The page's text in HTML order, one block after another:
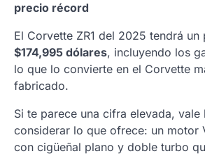
precio récord
El Corvette ZR1 del 2025 tendrá
$174,995 dólares, incluyendo los
lo que lo convierte en el Corvette
fabricado.
Si te parece una cifra elevada, vale
considerar lo que ofrece: un motor
con cigüeñal plano y doble turbo